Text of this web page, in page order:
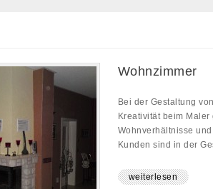
Wohnzimmer
Bei der Gestaltung
Kreativität beim
Wohnverhältnisse
Kunden sind in der
weiterlesen